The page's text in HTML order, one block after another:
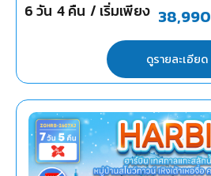
6วัน 4คืน / เริ่มเพียง 38,990
ดูรายละเอียด